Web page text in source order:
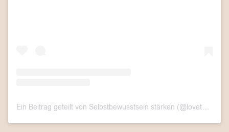
Ein Beitrag geteilt von Selbstbewusstsein stärken (@lovethislook.de)